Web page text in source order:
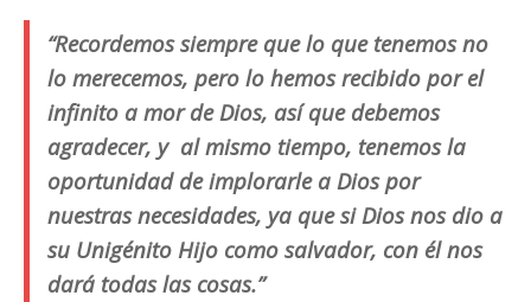
“Recordemos siempre que lo que tenemos no
lo merecemos, pero lo hemos recibido por el
infinito a mor de Dios, así que debemos
agradecer, y al mismo tiempo, tenemos la
oportunidad de implorarle a Dios por
nuestras necesidades, ya que si Dios nos dio a
su Unigénito Hijo como salvador, con él nos
dará todas las cosas.”